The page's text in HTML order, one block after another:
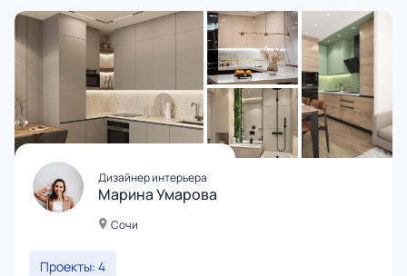
Дизайнер интерьера
Марина Умарова
Сочи
Проекты: 4